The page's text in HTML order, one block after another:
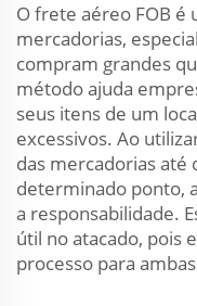
O frete aéreo FOB é
mercadorias,
compram grandes
método ajuda
seus itens de um
excessivos. Ao
das mercadorias até
determinado ponto,
a responsabilidade.
útil no atacado, pois
processo para